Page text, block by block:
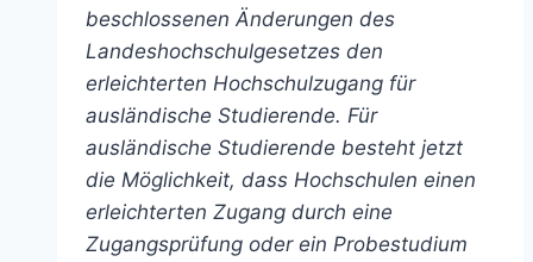
beschlossenen Änderungen des
Landeshochschulgesetzes den
erleichterten Hochschulzugang für
ausländische Studierende. Für
ausländische Studierende besteht jetzt
die Möglichkeit, dass Hochschulen einen
erleichterten Zugang durch eine
Zugangsprüfung oder ein Probestudium